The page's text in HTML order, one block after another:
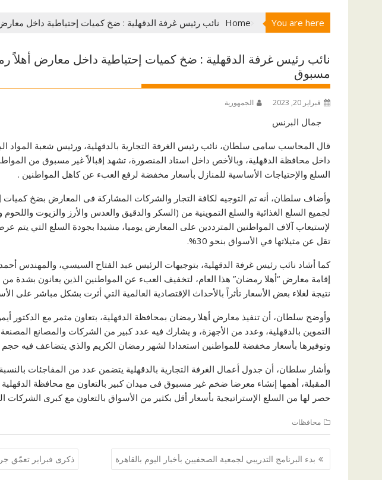
You are here
Home نائب رئيس غرفة الدقهلية : ضخ كميات إحتياطية داخل
نائب رئيس غرفة الدقهلية : ضخ كميات إحتياطية داخل معارض أهلاً
مسبوق
فبراير 20, 2023 الجمهورية
جمال البرنس
قال المحاسب سامى سلطان، نائب رئيس الغرفة التجارية بالدقهلية، ورئيس شعبة المواد
داخل محافظة الدقهلية، وبالأخص داخل استاد المنصورة، تشهد إقبالاً غير مسبوق من
السلع والإحتياجات الأساسية للمنازل بأسعار مخفضة لرفع العبء عن كاهل المواطنين .
وأضاف سلطان، أنه تم التوجيه لكافة التجار والشركات المشاركة فى المعارض بضخ
لجميع السلع الغذائية والسلع التموينية من (السكر والدقيق والعدس والأرز والزيوت
لإستيعاب آلاف المواطنين المترددين على المعارض يوميا، مشيدا بجودة السلع التي يتم
تقل عن مثيلاتها في الأسواق بنحو 30%.
كما أشاد نائب رئيس غرفة الدقهلية، بتوجيهات الرئيس عبد الفتاح السيسي، والمهندس أحمد
إقامة معارض “أهلا رمضان” هذا العام، لتخفيف العبء عن المواطنين الذين يعانون بشدة
نتيجة لغلاء بعض الأسعار تأثراً بالأحداث الإقتصادية العالمية التي أثرت بشكل مباشر على
وأوضح سلطان، أن تنفيذ معارض أهلا رمضان بمحافظة الدقهلية، بتعاون مثمر مع الدكتور
التموين بالدقهلية، وعدد من الأجهزة، و يشارك فيه عدد كبير من الشركات والمصانع المصنعة
وتوفيرها بأسعار مخفضة للمواطنين استعدادا لشهر رمضان الكريم والذي يتضاعف فيه حجم
وأشار سلطان، أن جدول أعمال الغرفة التجارية بالدقهلية يتضمن عدد من المفاجئات بالنسبة
المقبلة، أهمها إنشاء معرضا ضخم غير مسبوق فى ميدان كبير بالتعاون مع محافظة
حصر لها من السلع الإستراتيجية بأسعار أقل بكثير من الأسواق بالتعاون مع كبرى الشركات
محافظات
تصفّح
المقالات
بدء البرنامج التدريبي لجمعية الصحفيين بأخبار اليوم بالقاهرة ذكرى فبراير تعمّق